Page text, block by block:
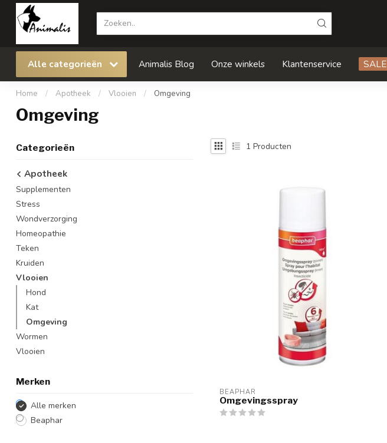
Alle categorieën Animalis Blog Onze winkels Klantenservice SALE
Home / Apotheek / Vlooien / Omgeving
Omgeving
Categorieën
Apotheek
Supplementen
Stress
Wondverzorging
Homeopathie
Teken
Kruiden
Vlooien
Hond
Kat
Omgeving
Wormen
Vlooien
Merken
Alle merken
Beaphar
1 Producten
BEAPHAR
Omgevingsspray